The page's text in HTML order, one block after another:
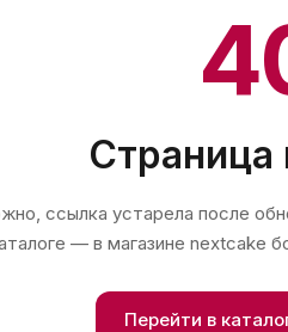
Страница
ссылка устарела после
— в магазине nextcake
Перейти в